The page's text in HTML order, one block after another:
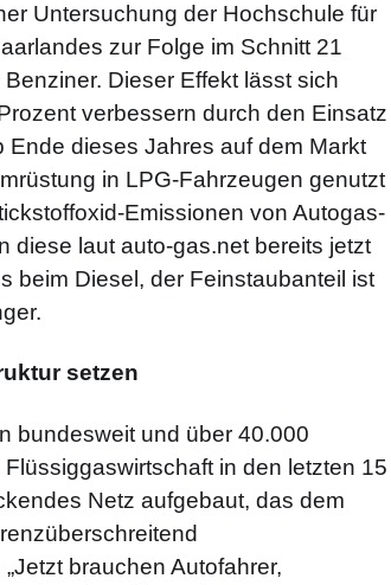
Untersuchung der Hochschule für
zur Folge im Schnitt 21
Dieser Effekt lässt sich
verbessern durch den Einsatz
dieses Jahres auf dem Markt
in LPG-Fahrzeugen genutzt
Emissionen von Autogas-
diese laut auto-gas.net bereits jetzt
beim Diesel, der Feinstaubanteil ist
setzen
bundesweit und über 40.000
in den letzten 15
Netz aufgebaut, das dem
brauchen Autofahrer,